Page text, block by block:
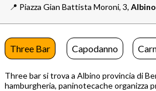
📍️ Piazza Gian Battista Moroni, 3, Albino
Three Bar Capodanno
Three bar si trova a Albino provincia di
hamburgheria, paninotecache organizza